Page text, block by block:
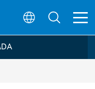
da Xunta de